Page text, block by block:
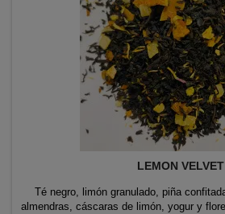
LEMON VELVET
Té negro, limón granulado, piña
almendras, cáscaras de limón, yogur y